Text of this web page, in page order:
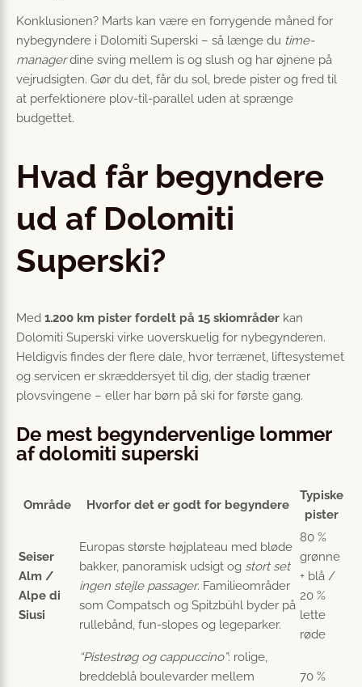
Konklusionen? Marts kan være en forrygende måned for
nybegyndere i Dolomiti Superski – så længe du time-
managerdine sving mellem is og slush og har øjnene på
vejrudsigten. Gør du det, får du sol, brede pister og fred til
at perfektionere plov-til-parallel uden at sprænge
budgettet.
Hvad får begyndere
ud af Dolomiti
Superski?
Med 1.200 km pister fordelt på 15 skiområder kan
Dolomiti Superski virke uoverskuelig for nybegynderen.
Heldigvis findes der flere dale, hvor terrænet, liftesystemet
og servicen er skræddersyet til dig, der stadig træner
plovsvingene – eller har børn på ski for første gang.
De mest begyndervenlige lommer
af dolomiti superski
Område Hvorfor det er godt for begyndere
Typiske
pister
Seiser
Alm /
Alpe di
Siusi
Europas største højplateau med bløde
bakker, panoramisk udsigt og stort set
ingen stejle passager. Familieområder
som Compatsch og Spitzbühl byder på
rullebånd, fun-slopes og legeparker.
80 %
grønne
+ blå /
20 %
lette
røde
“Pistestrøg og cappuccino”: rolige,
breddeblå boulevarder mellem
70 %